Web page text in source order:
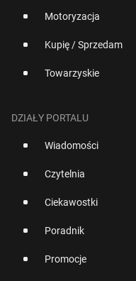
Motoryzacja
Kupię / Sprzedam
Towarzyskie
DZIAŁY PORTALU
Wiadomości
Czytelnia
Ciekawostki
Poradnik
Promocje